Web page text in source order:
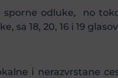
odluke, no
18, 20, 16 i 19
i nerazvrstane